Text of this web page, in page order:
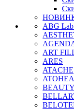
ABG
ART
ARES
ATACHE